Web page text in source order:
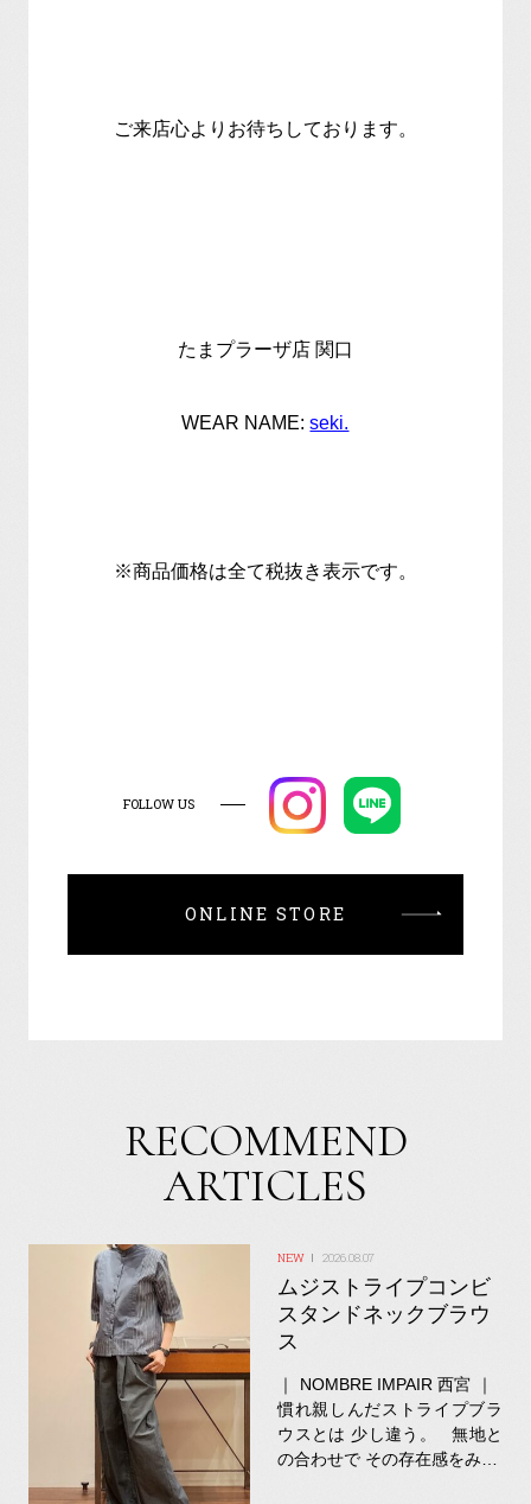
ご来店心よりお待ちしております。
たまプラーザ店 関口
WEAR NAME:seki.
※商品価格は全て税抜き表示です。
FOLLOW US
ONLINE STORE
RECOMMEND
ARTICLES
2026.08.07
ムジストライプコンビ
スタンドネックブラウ
ス
｜ NOMBRE IMPAIR 西宮 ｜
慣れ親しんだストライプブラ
ウスとは 少し違う。 無地と
の合わせで その存在感をみ…